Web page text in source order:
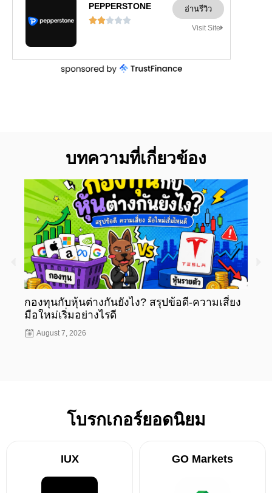
PEPPERSTONE

อ่านรีวิว
Visit Site
บทความที่เกี่ยวข้อง
กองทุนกับหุ้นต่างกันยังไง? สรุปข้อดี-ความเสี่ยง
มือใหม่เริ่มอย่างไรดี
August 7, 2026
โบรกเกอร์ยอดนิยม
IUX GO Markets